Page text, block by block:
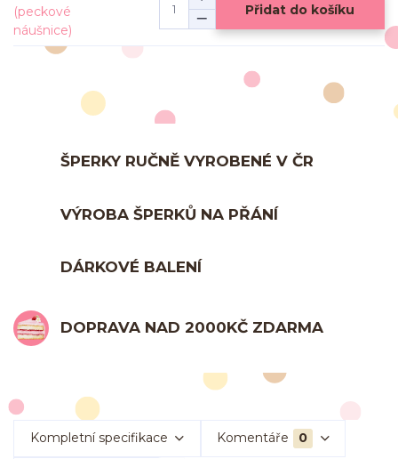
Přidat do košíku
ŠPERKY RUČNĚ VYROBENÉ V ČR
VÝROBA ŠPERKŮ NA PŘÁNÍ
DÁRKOVÉ BALENÍ
DOPRAVA NAD 2000KČ ZDARMA
Kompletní specifikace Komentáře 0